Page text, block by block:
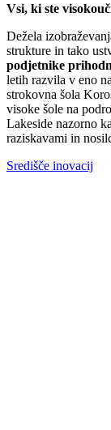
Vsi, ki ste
Dežela
strukture in tako
podjetnike
letih razvila v eno
strokovna šola
visoke šole na
Lakeside nazorno
raziskavami in
Središče inovacij